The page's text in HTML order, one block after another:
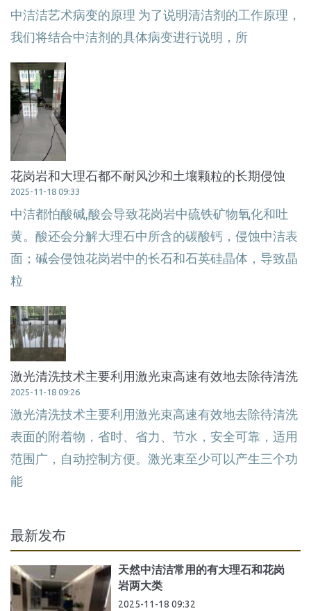
中洁洁艺术病变的原理 为了说明清洁剂的工作原理，
我们将结合中洁剂的具体病变进行说明，所
花岗岩和大理石都不耐风沙和土壤颗粒的长期侵蚀
2025-11-18 09:33
中洁都怕酸碱,酸会导致花岗岩中硫铁矿物氧化和吐
黄。酸还会分解大理石中所含的碳酸钙，侵蚀中洁表
面；碱会侵蚀花岗岩中的长石和石英硅晶体，导致晶
粒
激光清洗技术主要利用激光束高速有效地去除待清洗
2025-11-18 09:26
激光清洗技术主要利用激光束高速有效地去除待清洗
表面的附着物，省时、省力、节水，安全可靠，适用
范围广，自动控制方便。激光束至少可以产生三个功
能
最新发布
天然中洁洁常用的有大理石和花岗
岩两大类
2025-11-18 09:32